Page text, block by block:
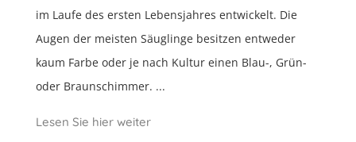
im Laufe des ersten Lebensjahres entwickelt. Die
Augen der meisten Säuglinge besitzen entweder
kaum Farbe oder je nach Kultur einen Blau-, Grün-
oder Braunschimmer. ...
Lesen Sie hier weiter